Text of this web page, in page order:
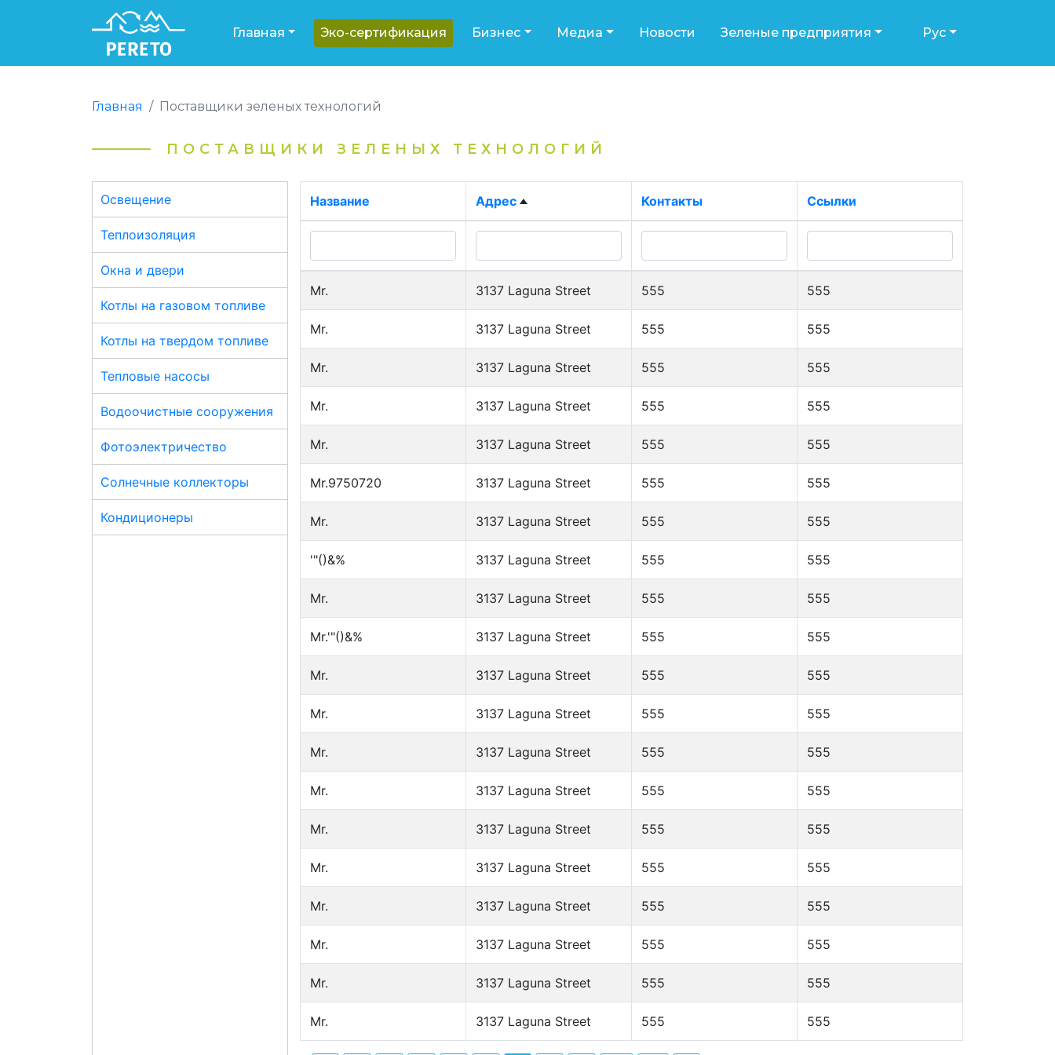
Главная Эко-сертификация Бизнес Медиа Новости Зеленые предприятия Рус
Главная Поставщики зеленых технологий
ПОСТАВЩИКИ ЗЕЛЕНЫХ ТЕХНОЛОГИЙ
Освещение
Теплоизоляция
Окна и двери
Котлы на газовом топливе
Котлы на твердом топливе
Тепловые насосы
Водоочистные сооружения
Фотоэлектричество
Солнечные коллекторы
Кондиционеры
Название Адрес Контакты Ссылки
Mr. 3137 Laguna Street 555 555
Mr. 3137 Laguna Street 555 555
Mr. 3137 Laguna Street 555 555
Mr. 3137 Laguna Street 555 555
Mr. 3137 Laguna Street 555 555
Mr.9750720 3137 Laguna Street 555 555
Mr. 3137 Laguna Street 555 555
'"()&% 3137 Laguna Street 555 555
Mr. 3137 Laguna Street 555 555
Mr.'"()&% 3137 Laguna Street 555 555
Mr. 3137 Laguna Street 555 555
Mr. 3137 Laguna Street 555 555
Mr. 3137 Laguna Street 555 555
Mr. 3137 Laguna Street 555 555
Mr. 3137 Laguna Street 555 555
Mr. 3137 Laguna Street 555 555
Mr. 3137 Laguna Street 555 555
Mr. 3137 Laguna Street 555 555
Mr. 3137 Laguna Street 555 555
Mr. 3137 Laguna Street 555 555